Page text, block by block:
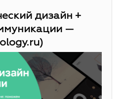
дизайн +
—